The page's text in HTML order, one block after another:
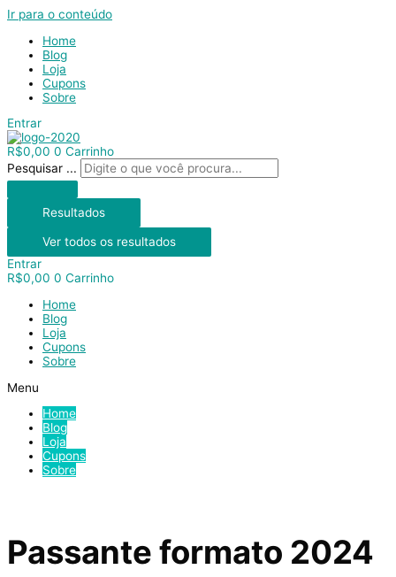
Ir para o conteúdo
Home
Blog
Loja
Cupons
Sobre
Entrar
R$0,00 0 Carrinho
Pesquisar ...
Resultados
Ver todos os resultados
Entrar
R$0,00 0 Carrinho
Home
Blog
Loja
Cupons
Sobre
Menu
Home
Blog
Loja
Cupons
Sobre
Passante formato 2024